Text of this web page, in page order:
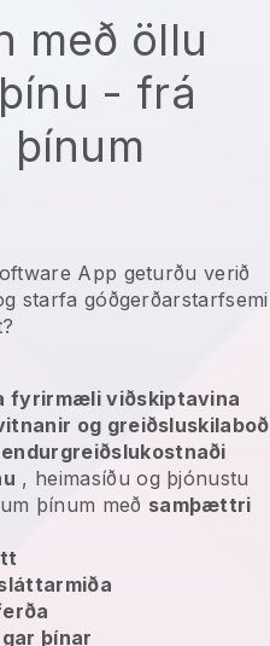
með öllu
- frá
þínum
App geturðu verið
starfa góðgerðarstarfsemi
fyrirmæli viðskiptavina
og greiðsluskilaboð
endurgreiðslukostnaði
, heimasíðu og þjónustu
þínum með samþættri
þínar